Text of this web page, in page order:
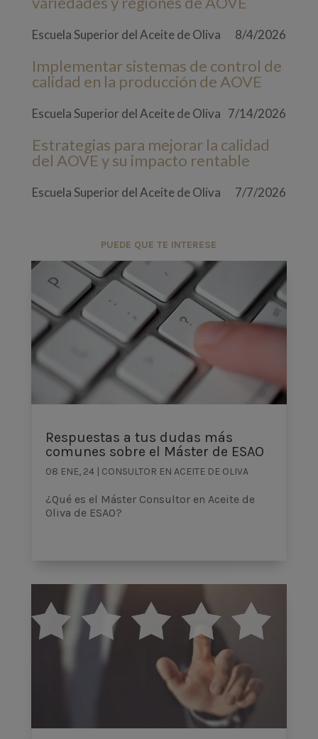
Escuela Superior del Aceite de Oliva 8/4/2026
Implementar sistemas de control de
calidad en la producción de AOVE
Escuela Superior del Aceite de Oliva 7/14/2026
Estrategias para mejorar la calidad
del AOVE y su impacto rentable
Escuela Superior del Aceite de Oliva 7/7/2026
PUEDE QUE TE INTERESE
Respuestas a tus dudas más
comunes sobre el Máster de ESAO
08 ENE, 24| CONSULTOR EN ACEITE DE OLIVA
¿Qué es el Máster Consultor en Aceite de
Oliva de ESAO?